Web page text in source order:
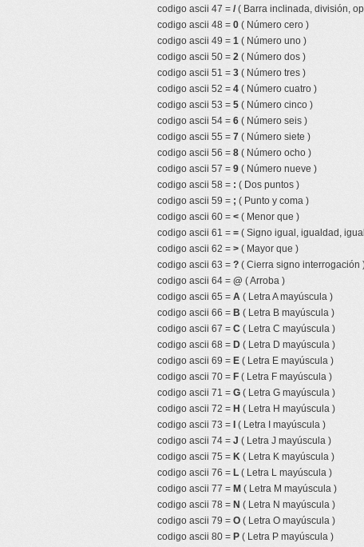
codigo ascii 47 = /( Barra inclinada, división,
codigo ascii 48 = 0 ( Número cero )
codigo ascii 49 = 1 ( Número uno )
codigo ascii 50 = 2 ( Número dos )
codigo ascii 51 = 3 ( Número tres )
codigo ascii 52 = 4 ( Número cuatro )
codigo ascii 53 = 5 ( Número cinco )
codigo ascii 54 = 6 ( Número seis )
codigo ascii 55 = 7 ( Número siete )
codigo ascii 56 = 8 ( Número ocho )
codigo ascii 57 = 9 ( Número nueve )
codigo ascii 58 = : ( Dos puntos )
codigo ascii 59 = ; ( Punto y coma )
codigo ascii 60 = < ( Menor que )
codigo ascii 61 = = ( Signo igual, igualdad,
codigo ascii 62 = > ( Mayor que )
codigo ascii 63 = ? ( Cierra signo interrogación
codigo ascii 64 = @ ( Arroba )
codigo ascii 65 = A ( Letra A mayúscula )
codigo ascii 66 = B ( Letra B mayúscula )
codigo ascii 67 = C ( Letra C mayúscula )
codigo ascii 68 = D ( Letra D mayúscula )
codigo ascii 69 = E ( Letra E mayúscula )
codigo ascii 70 = F ( Letra F mayúscula )
codigo ascii 71 = G ( Letra G mayúscula )
codigo ascii 72 = H ( Letra H mayúscula )
codigo ascii 73 =
( Letra I mayúscula )
codigo ascii 74 = J ( Letra J mayúscula )
codigo ascii 75 = K ( Letra K mayúscula )
codigo ascii 76 = L ( Letra L mayúscula )
codigo ascii 77 = M ( Letra M mayúscula )
codigo ascii 78 = N ( Letra N mayúscula )
codigo ascii 79 = O ( Letra O mayúscula )
codigo ascii 80 = P ( Letra P mayúscula )